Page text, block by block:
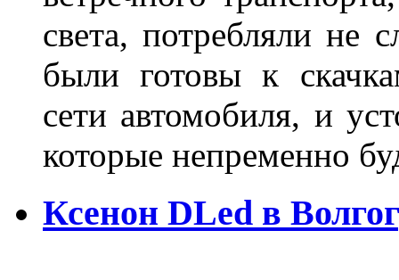
света, потребляли не
были готовы к
сети автомобиля, и
которые непременно
Ксенон DLed в